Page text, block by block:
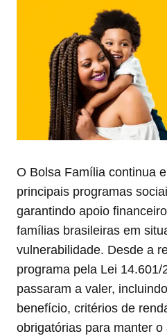
O Bolsa Família continua
principais programas
garantindo apoio
famílias brasileiras em
vulnerabilidade. Desde a
programa pela Lei
passaram a valer,
benefício, critérios de
obrigatórias para manter o